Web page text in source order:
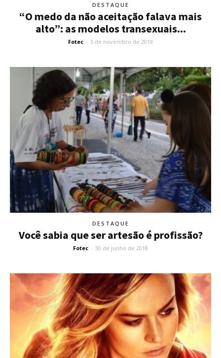
DESTAQUE
“O medo da não aceitação falava mais
alto”: as modelos transexuais...
Fotec - 5 de novembro de 2019
DESTAQUE
Você sabia que ser artesão é profissão?
Fotec - 30 de junho de 2018